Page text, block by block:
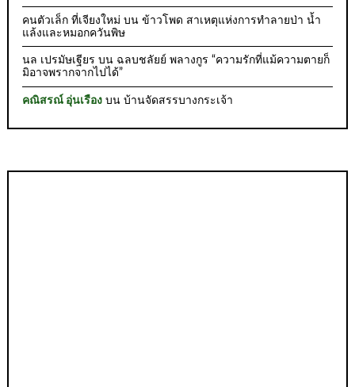
คนตัวเล็ก ที่เจียงใหม่ บนข้าวโพด สาเหตุแห่งการทำลายป่า น้ำ
แล้งและหมอกควันพิษ
นล เปรมัษเฐียร บน ฉลบชลัยย์ พลางกูร “ความรักที่แม้ความตายก็
มิอาจพรากจากไปได้”
คณิสรณ์ อุ่นเรือง บนบ้านจัดสรรบางกระเจ้า